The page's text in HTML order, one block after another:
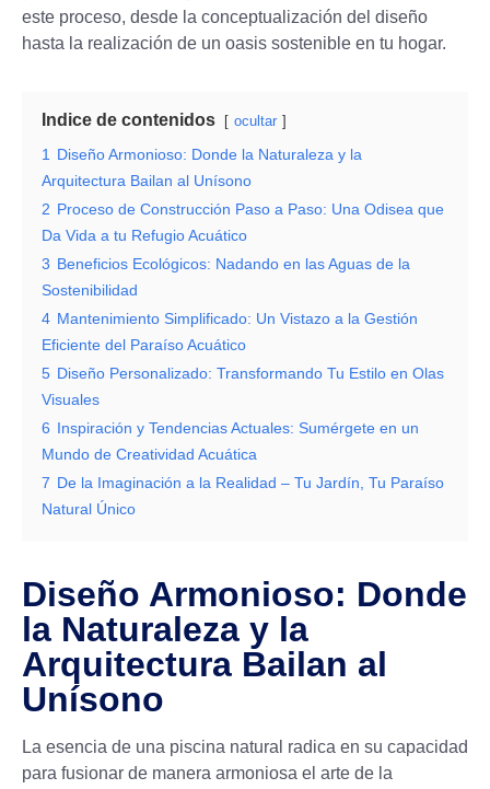
este proceso, desde la conceptualización del diseño
hasta la realización de un oasis sostenible en tu hogar.
Indice de contenidos ocultar
1 Diseño Armonioso: Donde la Naturaleza y la
Arquitectura Bailan al Unísono
2 Proceso de Construcción Paso a Paso: Una Odisea que
Da Vida a tu Refugio Acuático
3 Beneficios Ecológicos: Nadando en las Aguas de la
Sostenibilidad
4 Mantenimiento Simplificado: Un Vistazo a la Gestión
Eficiente del Paraíso Acuático
5 Diseño Personalizado: Transformando Tu Estilo en Olas
Visuales
6 Inspiración y Tendencias Actuales: Sumérgete en un
Mundo de Creatividad Acuática
7 De la Imaginación a la Realidad – Tu Jardín, Tu Paraíso
Natural Único
Diseño Armonioso: Donde
la Naturaleza y la
Arquitectura Bailan al
Unísono
La esencia de una piscina natural radica en su capacidad
para fusionar de manera armoniosa el arte de la